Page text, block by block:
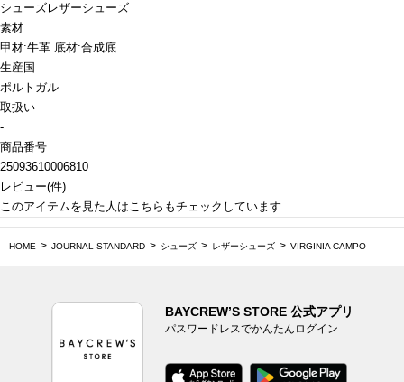
シューズレザーシューズ
素材
甲材:牛革 底材:合成底
生産国
ポルトガル
取扱い
-
商品番号
25093610006810
レビュー(件)
このアイテムを見た人はこちらもチェックしています
HOME JOURNAL STANDARD シューズ レザーシューズ VIRGINIA CAMPO
BAYCREW’S STORE 公式アプリ
パスワードレスでかんたんログイン